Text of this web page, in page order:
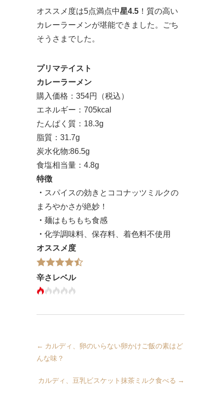
オススメ度は5点満点中星4.5 ！質の高い
カレーラーメンが堪能できました。ごち
そうさまでした。
プリマテイスト
カレーラーメン
購入価格：354円（税込）
エネルギー：705kcal
たんぱく質：18.3g
脂質：31.7g
炭水化物:86.5g
食塩相当量：4.8g
特徴
・ スパイスの効きとココナッツミルクの
まろやかさが絶妙！
・ 麺はもちもち食感
・ 化学調味料、保存料、着色料不使用
オススメ度
辛さレベル
← カルディ、卵のいらない卵かけご飯の素はど
んな味？
カルディ、豆乳ビスケット抹茶ミルク食べる →